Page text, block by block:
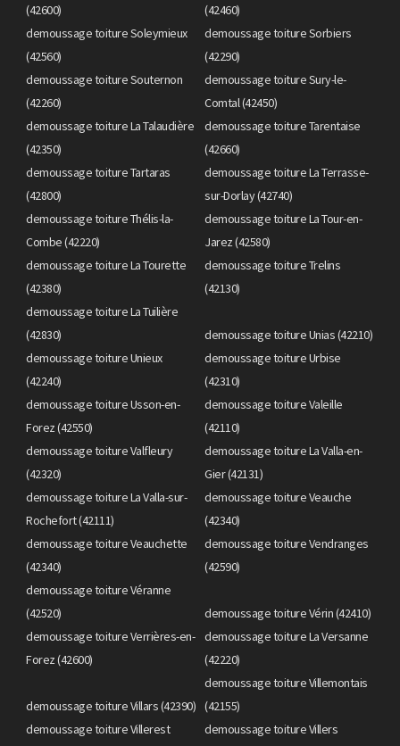
(42600)
(42460)
demoussage toiture Soleymieux
(42560)
demoussage toiture Sorbiers
(42290)
demoussage toiture Souternon
(42260)
demoussage toiture Sury-le-
Comtal (42450)
demoussage toiture La Talaudière
(42350)
demoussage toiture Tarentaise
(42660)
demoussage toiture Tartaras
(42800)
demoussage toiture La Terrasse-
sur-Dorlay (42740)
demoussage toiture Thélis-la-
Combe (42220)
demoussage toiture La Tour-en-
Jarez (42580)
demoussage toiture La Tourette
(42380)
demoussage toiture Trelins
(42130)
demoussage toiture La Tuilière
(42830)
demoussage toiture Unias (42210)
demoussage toiture Unieux
(42240)
demoussage toiture Urbise
(42310)
demoussage toiture Usson-en-
Forez (42550)
demoussage toiture Valeille
(42110)
demoussage toiture Valfleury
(42320)
demoussage toiture La Valla-en-
Gier (42131)
demoussage toiture La Valla-sur-
Rochefort (42111)
demoussage toiture Veauche
(42340)
demoussage toiture Veauchette
(42340)
demoussage toiture Vendranges
(42590)
demoussage toiture Véranne
(42520)
demoussage toiture Vérin (42410)
demoussage toiture Verrières-en-
Forez (42600)
demoussage toiture La Versanne
(42220)
demoussage toiture Villars (42390)
demoussage toiture Villemontais
(42155)
demoussage toiture Villerest
demoussage toiture Villers